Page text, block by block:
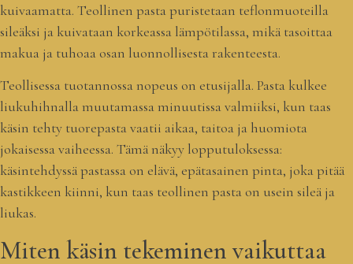
kuivaamatta. Teollinen pasta puristetaan teflonmuoteilla
sileäksi ja kuivataan korkeassa lämpötilassa, mikä tasoittaa
makua ja tuhoaa osan luonnollisesta rakenteesta.
Teollisessa tuotannossa nopeus on etusijalla. Pasta kulkee
liukuhihnalla muutamassa minuutissa valmiiksi, kun taas
käsin tehty tuorepasta vaatii aikaa, taitoa ja huomiota
jokaisessa vaiheessa. Tämä näkyy lopputuloksessa:
käsintehdyssä pastassa on elävä, epätasainen pinta, joka pitää
kastikkeen kiinni, kun taas teollinen pasta on usein sileä ja
liukas.
Miten käsin tekeminen vaikuttaa